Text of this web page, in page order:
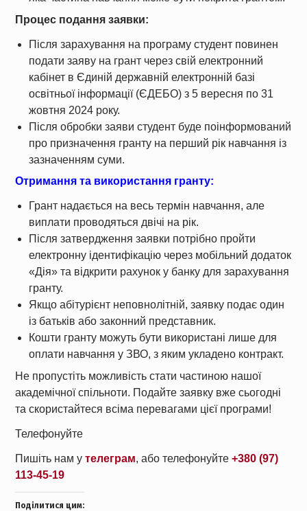
Процес подання заявки:
Після зарахування на програму студент повинен
подати заяву на грант через свій електронний
кабінет в Єдиній державній електронній базі
освітньої інформації (ЄДЕБО) з 5 вересня по 31
жовтня 2024 року.
Після обробки заяви студент буде поінформований
про призначення гранту на перший рік навчання із
зазначенням суми.
Отримання та використання гранту:
Грант надається на весь термін навчання, але
виплати проводяться двічі на рік.
Після затвердження заявки потрібно пройти
електронну ідентифікацію через мобільний додаток
«Дія» та відкрити рахунок у банку для зарахування
гранту.
Якщо абітурієнт неповнолітній, заявку подає один
із батьків або законний представник.
Кошти гранту можуть бути використані лише для
оплати навчання у ЗВО, з яким укладено контракт.
Не пропустіть можливість стати частиною нашої
академічної спільноти. Подайте заявку вже сьогодні
та скористайтеся всіма перевагами цієї програми!
Телефонуйте
Пишіть нам у телеграм, або телефонуйте +380 (97)
113-45-19
Поділитися цим: